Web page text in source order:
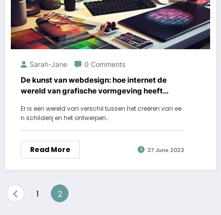
Sarah-Jane 0 Comments
De kunst van webdesign: hoe internet de
wereld van grafische vormgeving heeft
Er is een wereld van verschil tussen het creëren van ee
n schilderij en het ontwerpen…
Read More 27 June 2023
Posts
1 2